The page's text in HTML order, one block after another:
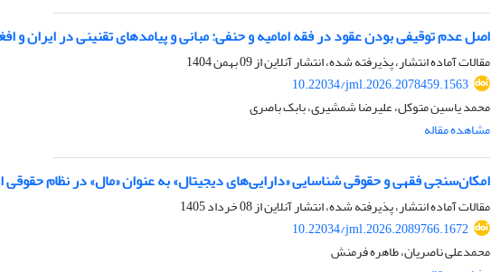
اصل عدم توقیفی بودن عقود در فقه امامیه و حنفی: مبانی و پیامدهای تقنینی در ایران و
مقالات آماده انتشار، پذیرفته شده، انتشار آنلاین از09 بهمن 1404
10.22034/jml.2026.2078459.1563
محمد یاسین متوکل، علیرضا شمشیری، بابک باصری
مشاهده مقاله
امکان‌سنجی فقهی و حقوقی شناسایی «دارایی‌های دیجیتال» به عنوان «مال» در نظام حقوقی
مقالات آماده انتشار، پذیرفته شده، انتشار آنلاین از08 خرداد 1405
10.22034/jml.2026.2089766.1672
محمدعلی ناصریان، طاهره فرمنش